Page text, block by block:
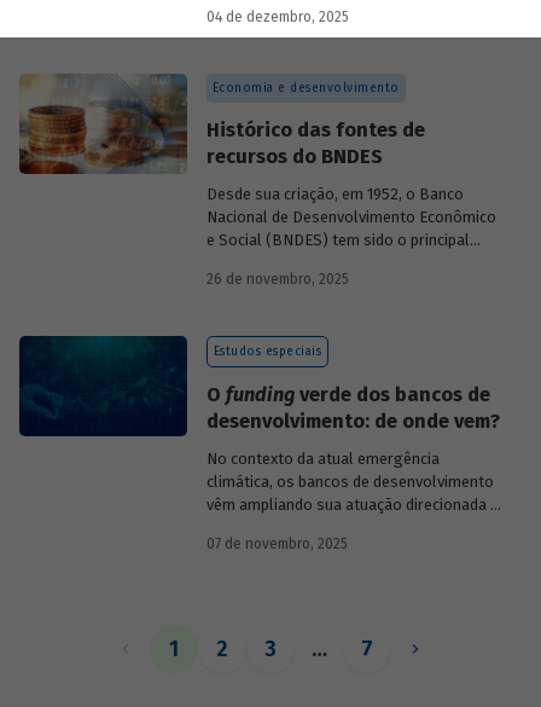
papel desempenhado pelo BNDES.
04 de dezembro, 2025
Economia e desenvolvimento
Histórico das fontes de
recursos do BNDES
Desde sua criação, em 1952, o Banco
Nacional de Desenvolvimento Econômico
e Social (BNDES) tem sido o principal
brasileiro, ocupando um espaço central
momentos de crise, como as de 2008 e
da Covid-19, e no combate à emergência
entanto, são necessárias sólidas fontes
de recursos.
26 de novembro, 2025
Estudos especiais
O fundingverde dos bancos de
desenvolvimento: de onde vem?
No contexto da atual emergência
climática, os bancos de desenvolvimento
vêm ampliando sua atuação direcionada à
e, consequentemente, buscado novas
bancos de desenvolvimento, comparando
07 de novembro, 2025
1 2 3 … 7